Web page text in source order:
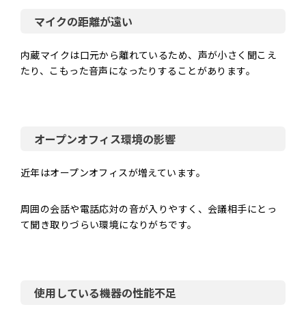
マイクの距離が遠い
内蔵マイクは口元から離れているため、声が小さく聞こえ
たり、こもった音声になったりすることがあります。
オープンオフィス環境の影響
近年はオープンオフィスが増えています。
周囲の会話や電話応対の音が入りやすく、会議相手にとっ
て聞き取りづらい環境になりがちです。
使用している機器の性能不足